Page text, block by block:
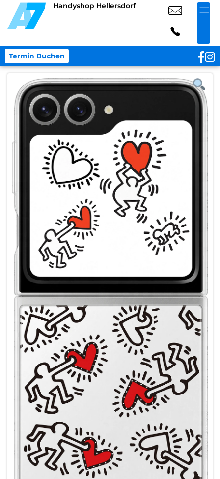
Handyshop Hellersdorf
Termin Buchen